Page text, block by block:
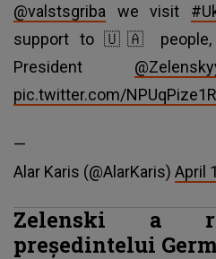
@valstsgriba we visit
support to 🇺🇦 people,
President
pic.twitter.com/NPUqPize1R
—
Alar Karis (@AlarKaris) April
Zelenski a
președintelui